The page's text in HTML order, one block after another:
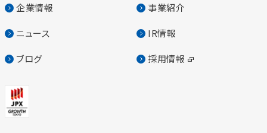
企業情報 事業紹介
ニュース IR情報
ブログ 採用情報